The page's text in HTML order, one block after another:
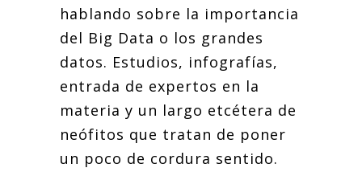
hablando sobre la importancia
del Big Data o los grandes
datos. Estudios, infografías,
entrada de expertos en la
materia y un largo etcétera de
neófitos que tratan de poner
un poco de cordura sentido.